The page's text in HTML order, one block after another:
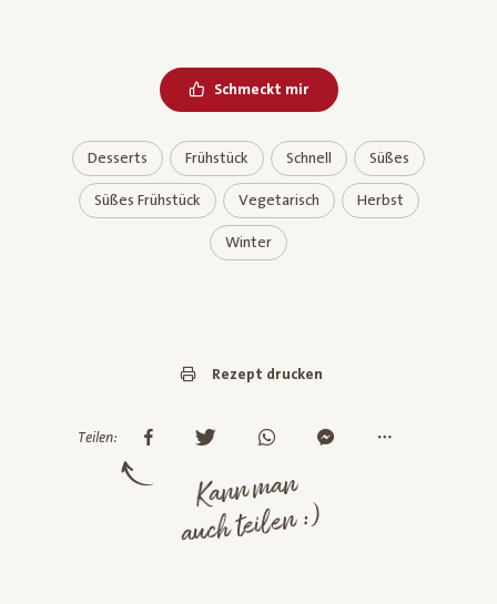
Schmeckt mir
Desserts Frühstück Schnell Süßes
Süßes Frühstück Vegetarisch Herbst
Winter
Rezept drucken
Teilen:
Kann man
auch teilen :)